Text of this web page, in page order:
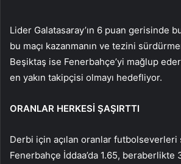
Lider Galatasaray’ın 6 puan gerisinde
bu maçı kazanmanın ve tezini
Beşiktaş ise Fenerbahçe’yi mağlup
en yakın takipçisi olmayı hedefliyor.
ORANLAR HERKESİ ŞAŞIRTTI
Derbi için açılan oranlar futbolseverleri
Fenerbahçe İddaa’da 1.65,